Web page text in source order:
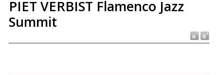
PIET VERBIST Flamenco Jazz
Summit